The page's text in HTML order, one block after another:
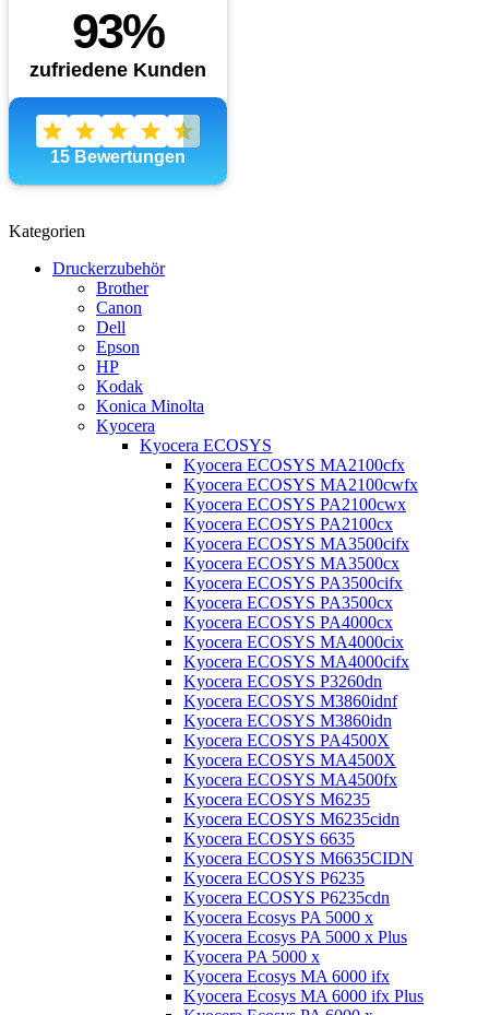
Kategorien
Druckerzubehör
Brother
Canon
Dell
Epson
HP
Kodak
Konica Minolta
Kyocera
Kyocera ECOSYS
Kyocera ECOSYS MA2100cfx
Kyocera ECOSYS MA2100cwfx
Kyocera ECOSYS PA2100cwx
Kyocera ECOSYS PA2100cx
Kyocera ECOSYS MA3500cifx
Kyocera ECOSYS MA3500cx
Kyocera ECOSYS PA3500cifx
Kyocera ECOSYS PA3500cx
Kyocera ECOSYS PA4000cx
Kyocera ECOSYS MA4000cix
Kyocera ECOSYS MA4000cifx
Kyocera ECOSYS P3260dn
Kyocera ECOSYS M3860idnf
Kyocera ECOSYS M3860idn
Kyocera ECOSYS PA4500X
Kyocera ECOSYS MA4500X
Kyocera ECOSYS MA4500fx
Kyocera ECOSYS M6235
Kyocera ECOSYS M6235cidn
Kyocera ECOSYS 6635
Kyocera ECOSYS M6635CIDN
Kyocera ECOSYS P6235
Kyocera ECOSYS P6235cdn
Kyocera Ecosys PA 5000 x
Kyocera Ecosys PA 5000 x Plus
Kyocera PA 5000 x
Kyocera Ecosys MA 6000 ifx
Kyocera Ecosys MA 6000 ifx Plus